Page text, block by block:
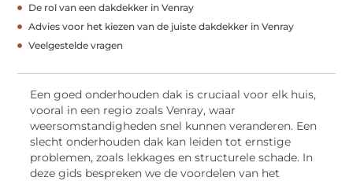
De rol van een dakdekker in Venray
Advies voor het kiezen van de juiste dakdekker in Venray
Veelgestelde vragen
Een goed onderhouden dak is cruciaal voor elk huis,
vooral in een regio zoals Venray, waar
weersomstandigheden snel kunnen veranderen. Een
slecht onderhouden dak kan leiden tot ernstige
problemen, zoals lekkages en structurele schade. In
deze gids bespreken we de voordelen van het